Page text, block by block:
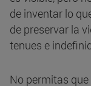
de inventar lo
de preservar la
tenues e
No permitas